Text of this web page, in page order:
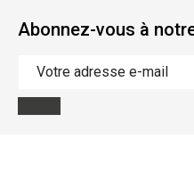
Abonnez-vous à